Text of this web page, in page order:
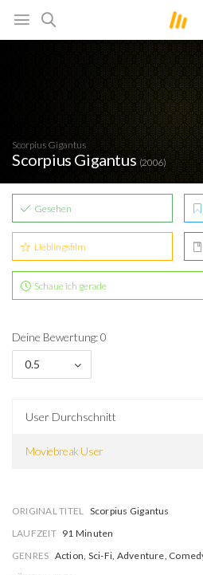
Scorpius Gigantus
Scorpius Gigantus (2006)
Gesehen
Lieblingsfilm
Schaue ich gerade
Deine Bewertung: 0
0.5
User Durchschnitt
Moviebreak User
ORIGINAL TITEL Scorpius Gigantus
LAUFZEIT 91 Minuten
GENRES Action, Sci-Fi, Adventure,